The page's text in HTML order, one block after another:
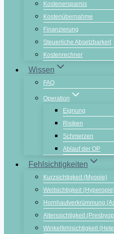
Kostenersparnis
Kostenübernahme
Finanzierung
Steuerliche Absetzbarkeit
Kostenrechner
Wissen
FAQ
Operation
Eignung
Risiken
Schmerzen
Ablauf der OP
Fehlsichtigkeiten
Kurzsichtigkeit (Myopie)
Weitsichtigkeit
Hornhautverkrümmung
Alterssichtigkeit
Winkelfehlsichtigkeit